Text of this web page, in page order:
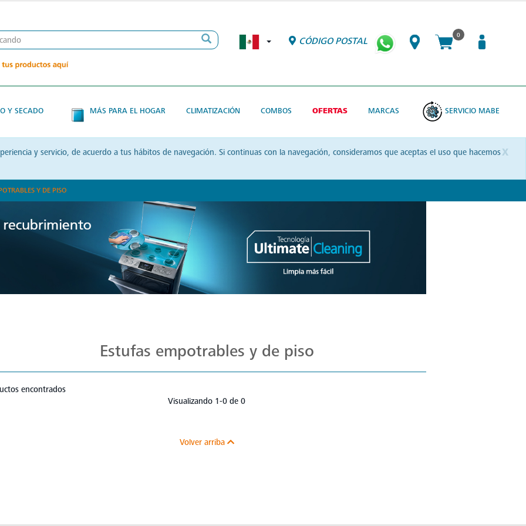
CÓDIGO POSTAL
0
Y SECADO MÁS PARA EL HOGAR CLIMATIZACIÓN COMBOS OFERTAS MARCAS SERVICIO MABE
x
y servicio, de acuerdo a tus hábitos de navegación. Si continuas con la navegación, consideramos que aceptas el uso que hacemos
Y DE PISO
Estufas empotrables y de piso
encontrados
Visualizando 1-0 de 0
Volver arriba